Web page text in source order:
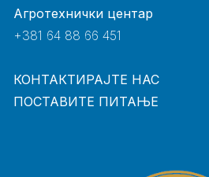
Агротехнички центар
+381 64 88 66 451
КОНТАКТИРАЈТЕ НАС
ПОСТАВИТЕ ПИТАЊЕ